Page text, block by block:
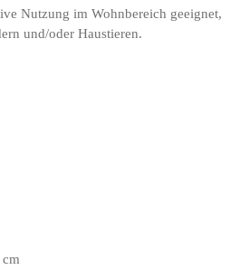
Nutzung im Wohnbereich geeignet,
und/oder Haustieren.